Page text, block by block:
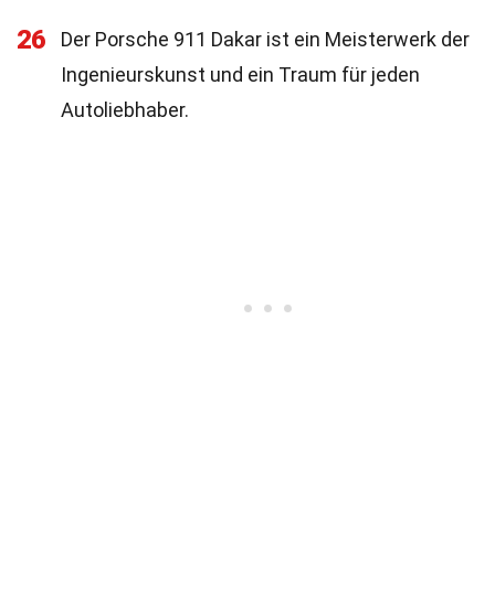
26
Der Porsche 911 Dakar ist ein Meisterwerk der
Ingenieurskunst und ein Traum für jeden
Autoliebhaber.